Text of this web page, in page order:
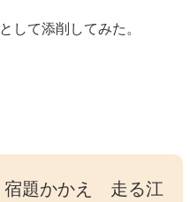
して添削してみた。
題かかえ 走る江